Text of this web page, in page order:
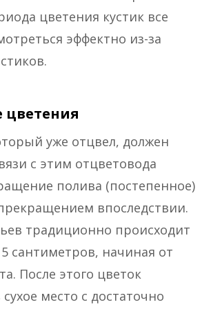
цветения кустик все
эффектно из-за
цветения
уже отцвел, должен
с этим отцветовода
полива (постепенное)
впоследствии.
традиционно происходит
сантиметров, начиная от
После этого цветок
место с достаточно